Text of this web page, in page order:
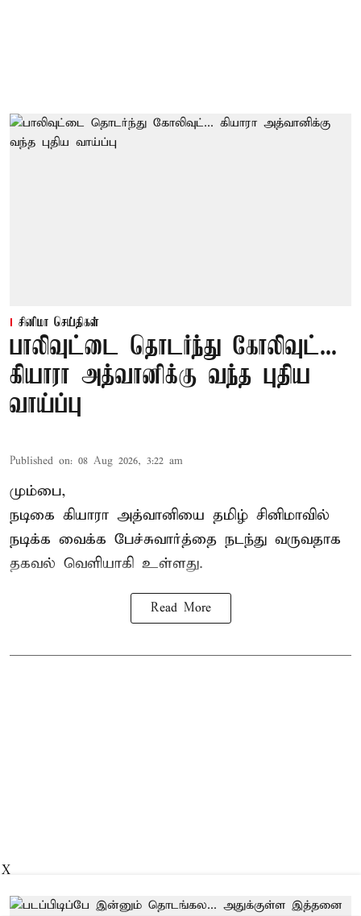
சினிமா செய்திகள்
பாலிவுட்டை தொடர்ந்து கோலிவுட்...
கியாரா அத்வானிக்கு வந்த புதிய
வாய்ப்பு
Published on: 08 Aug 2026, 3:22 am
மும்பை,
நடிகை கியாரா அத்வானியை தமிழ் சினிமாவில்
நடிக்க வைக்க பேச்சுவார்த்தை நடந்து வருவதாக
தகவல் வெளியாகி உள்ளது.
Read More
X